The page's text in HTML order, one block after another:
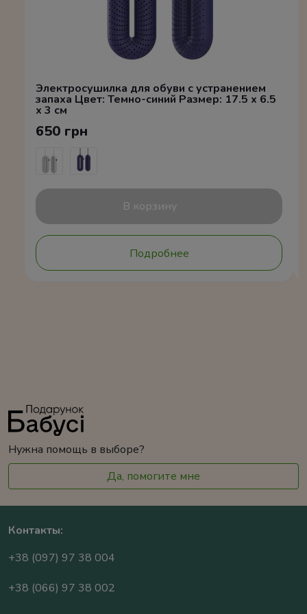
Электросушилка для обуви с устранением
запаха Цвет: Темно-синий Размер: 17.5 x 6.5
x 3 см
650 грн
В корзину
Подробнее
Нужна помощь в выборе?
Да, помогите мне
Контакты:
+38 (097) 97 38 004
+38 (066) 97 38 002